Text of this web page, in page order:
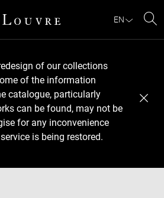
EN
of our collections
of the information
catalogue, particularly
can be found, may not be
for any inconvenience
is being restored.